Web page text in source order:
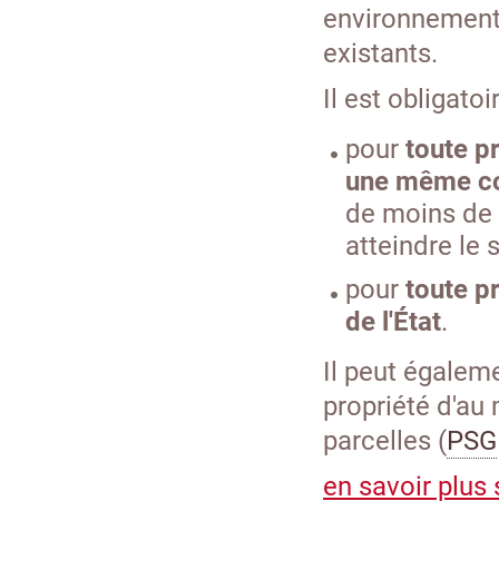
existants.
Il est
pourtoute
une même
de moins
atteindre le
pourtoute
de l'État.
Il peut
propriété d'au
parcelles (PSG
en savoir plus